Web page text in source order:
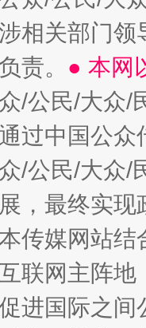
相关部门
责。 ● 本网
/公民/大众
过中国公
/公民/大众
，最终实
传媒网站
联网主阵
进国际之